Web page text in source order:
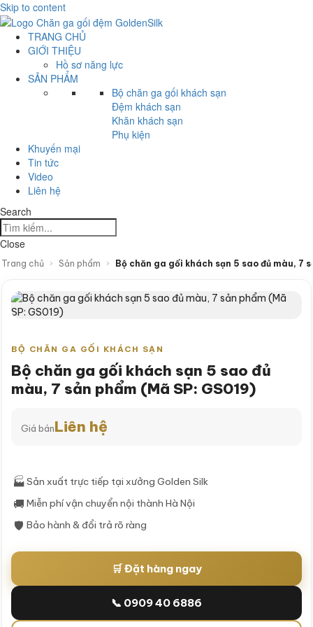
Skip to content
TRANG CHỦ
GIỚI THIỆU
Hồ sơ năng lực
SẢN PHẨM
Bộ chăn ga gối khách sạn
Đệm khách sạn
Khăn khách sạn
Phụ kiện
Khuyến mại
Tin tức
Video
Liên hệ
Search
Close
Trang chủ › Sản phẩm › Bộ chăn ga gối khách sạn 5 sao đủ màu, 7
BỘ CHĂN GA GỐI KHÁCH SẠN
Bộ chăn ga gối khách sạn 5 sao đủ
màu, 7 sản phẩm (Mã SP: GS019)
Giá bánLiên hệ
🏭Sản xuất trực tiếp tại xưởng Golden Silk
🚚 Miễn phí vận chuyển nội thành Hà Nội
🛡 Bảo hành & đổi trả rõ ràng
🛒 Đặt hàng ngay
📞 0909 40 6886